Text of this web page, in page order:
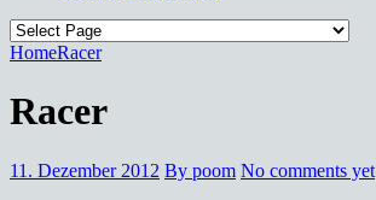
HomeRacer
Racer
11. Dezember 2012 By poom No comments yet